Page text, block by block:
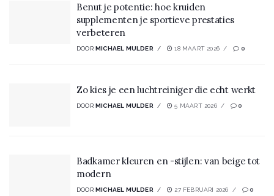
Benut je potentie: hoe kruiden
supplementen je sportieve prestaties
verbeteren
DOOR MICHAEL MULDER 18 MAART 2026 0
Zo kies je een luchtreiniger die echt werkt
DOOR MICHAEL MULDER 5 MAART 2026 0
Badkamer kleuren en -stijlen: van beige tot
modern
DOOR MICHAEL MULDER 27 FEBRUARI 2026 0